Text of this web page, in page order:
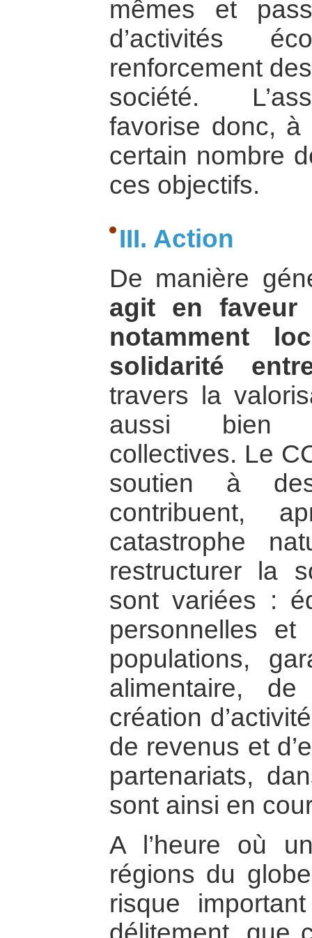
mêmes et
d’activités
renforcement
société.
favorise donc,
certain nombre
ces objectifs.
III. Action
De manière
agit en faveur
notamment
solidarité
travers la
aussi bien
collectives. Le
soutien à
contribuent,
catastrophe
restructurer la
sont variées :
personnelles et
populations,
alimentaire,
création
de revenus et
partenariats,
sont ainsi en
A l’heure où
régions du
risque